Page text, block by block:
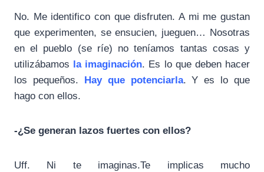
No. Me identifico con que disfruten. A mi me gustan
que experimenten, se ensucien, jueguen… Nosotras
en el pueblo (se ríe) no teníamos tantas cosas y
utilizábamos
la imaginación. Es lo que deben hacer
los pequeños.
Hay que potenciarla. Y es lo que
hago con ellos.
-¿Se generan lazos fuertes con ellos?
Uff. Ni te imaginas.Te implicas mucho